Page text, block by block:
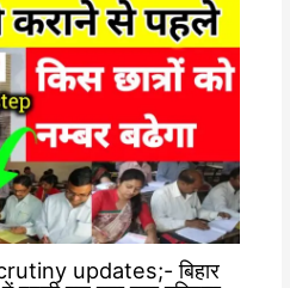
updates;- बिहार